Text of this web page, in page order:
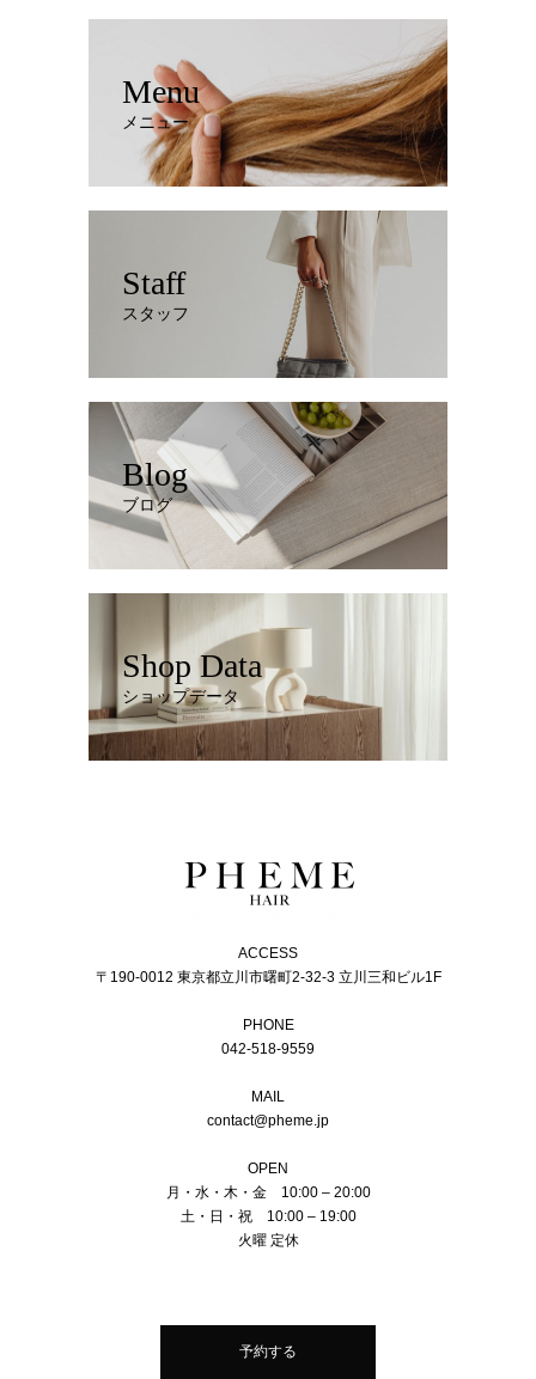
Menu
メニュー
Staff
スタッフ
Blog
ブログ
Shop Data
ショップデータ
ACCESS
〒190-0012 東京都立川市曙町2-32-3 立川三和ビル1F
PHONE
042-518-9559
MAIL
contact@pheme.jp
OPEN
月・水・木・金 10:00 – 20:00
土・日・祝 10:00 – 19:00
火曜 定休
予約する